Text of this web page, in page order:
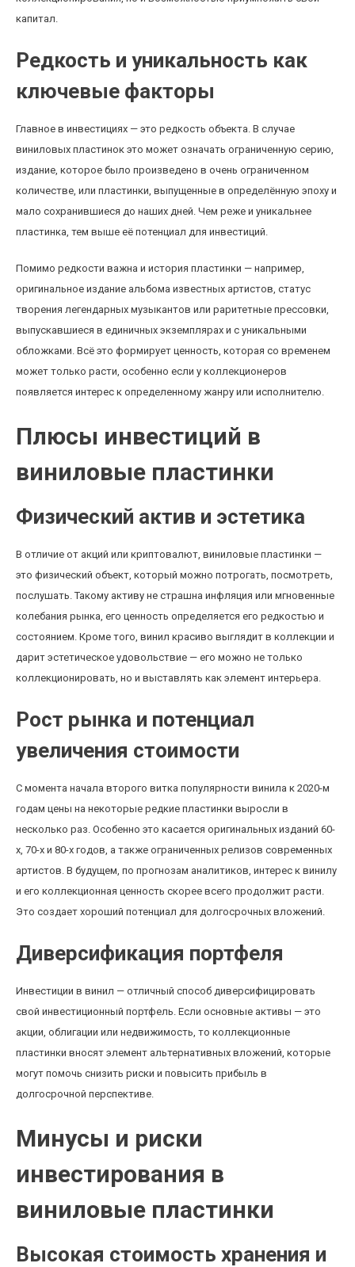
капитал.
Редкость и уникальность как
ключевые факторы
Главное в инвестициях — это редкость объекта. В случае
виниловых пластинок это может означать ограниченную серию,
издание, которое было произведено в очень ограниченном
количестве, или пластинки, выпущенные в определённую эпоху и
мало сохранившиеся до наших дней. Чем реже и уникальнее
пластинка, тем выше её потенциал для инвестиций.
Помимо редкости важна и история пластинки — например,
оригинальное издание альбома известных артистов, статус
творения легендарных музыкантов или раритетные прессовки,
выпускавшиеся в единичных экземплярах и с уникальными
обложками. Всё это формирует ценность, которая со временем
может только расти, особенно если у коллекционеров
появляется интерес к определенному жанру или исполнителю.
Плюсы инвестиций в
виниловые пластинки
Физический актив и эстетика
В отличие от акций или криптовалют, виниловые пластинки —
это физический объект, который можно потрогать, посмотреть,
послушать. Такому активу не страшна инфляция или мгновенные
колебания рынка, его ценность определяется его редкостью и
состоянием. Кроме того, винил красиво выглядит в коллекции и
дарит эстетическое удовольствие — его можно не только
коллекционировать, но и выставлять как элемент интерьера.
Рост рынка и потенциал
увеличения стоимости
С момента начала второго витка популярности винила к 2020-м
годам цены на некоторые редкие пластинки выросли в
несколько раз. Особенно это касается оригинальных изданий 60-
х, 70-х и 80-х годов, а также ограниченных релизов современных
артистов. В будущем, по прогнозам аналитиков, интерес к винилу
и его коллекционная ценность скорее всего продолжит расти.
Это создает хороший потенциал для долгосрочных вложений.
Диверсификация портфеля
Инвестиции в винил — отличный способ диверсифицировать
свой инвестиционный портфель. Если основные активы — это
акции, облигации или недвижимость, то коллекционные
пластинки вносят элемент альтернативных вложений, которые
могут помочь снизить риски и повысить прибыль в
долгосрочной перспективе.
Минусы и риски
инвестирования в
виниловые пластинки
Высокая стоимость хранения и